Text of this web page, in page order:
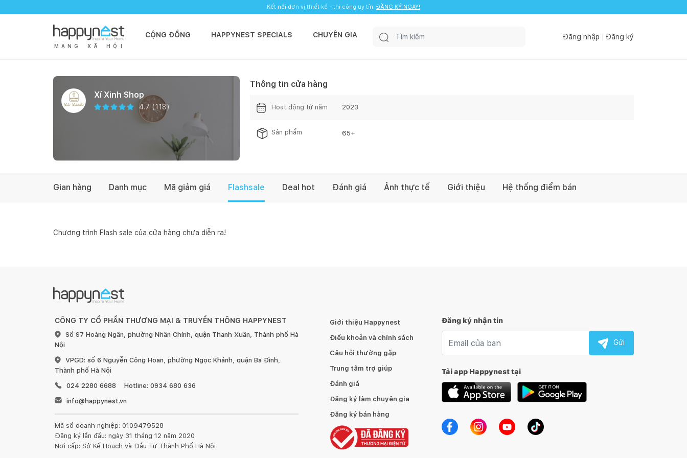
Kết nối đơn vị thiết kế - thi công uy tín. ĐĂNG KÝ NGAY!
M Ạ N G X Ã H Ộ I
CỘNG ĐỒNG HAPPYNEST SPECIALS CHUYÊN GIA Đăng nhập Đăng ký
Xí Xinh Shop
4.7 (118)
Thông tin cửa hàng
Hoạt động từ năm 2023
Sản phẩm 65+
Gian hàng Danh mục Mã giảm giá Flashsale Deal hot Đánh giá Ảnh thực tế Giới thiệu Hệ thống điểm bán
Chương trình Flash sale của cửa hàng chưa diễn ra!
CÔNG TY CỔ PHẦN THƯƠNG MẠI & TRUYỀN THÔNG HAPPYNEST
Số 97 Hoàng Ngân, phường Nhân Chính, quận Thanh Xuân, Thành phố Hà
Nội
VPGD: số 6 Nguyễn Công Hoan, phường Ngọc Khánh, quận Ba Đình,
Thành phố Hà Nội
024 2280 6688
Hotline: 0934 680 636
info@happynest.vn
Mã số doanh nghiệp: 0109479528
Đăng ký lần đầu: ngày 31 tháng 12 năm 2020
Nơi cấp: Sở Kế Hoạch và Đầu Tư Thành Phố Hà Nội
Giới thiệu Happynest
Điều khoản và chính sách
Câu hỏi thường gặp
Trung tâm trợ giúp
Đánh giá
Đăng ký làm chuyên gia
Đăng ký bán hàng
Đăng ký nhận tin
Gửi
Tải app Happynest tại